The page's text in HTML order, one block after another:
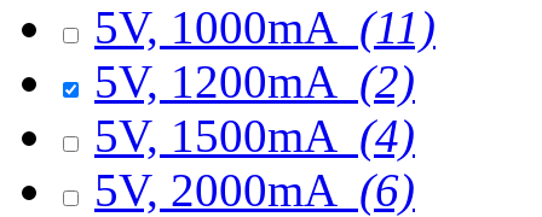
5V, 1000mA (11)
5V, 1200mA (2)
5V, 1500mA (4)
5V, 2000mA (6)